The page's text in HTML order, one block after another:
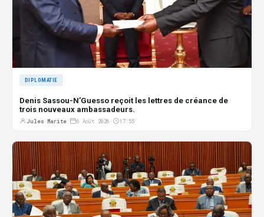
DIPLOMATIE
Denis Sassou-N’Guesso reçoit les lettres de créance de
trois nouveaux ambassadeurs.
Jules Marite 6 Août 2026 17:55